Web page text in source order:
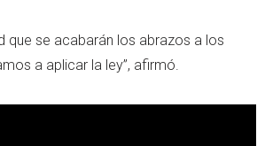
que se acabarán los abrazos a los
a aplicar la ley”, afirmó.